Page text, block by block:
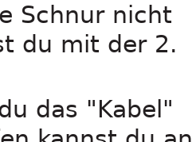
Schnur nicht
du mit der 2.
das "Kabel"